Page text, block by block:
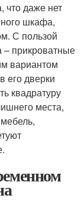
что даже нет
шкафа,
С пользой
– прикроватные
вариантом
его дверки
квадратуру
места,